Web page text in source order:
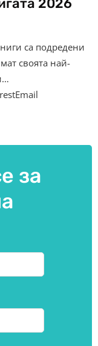
2026
са подредени
своята най-
за